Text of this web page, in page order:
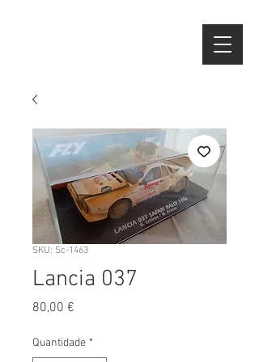
SKU: Sc-1463
Lancia 037
80,00 €
Quantidade *